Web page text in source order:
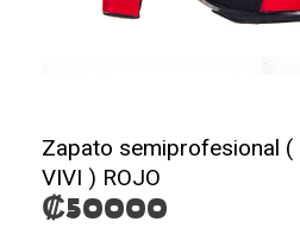
Zapato semiprofesional (
VIVI ) ROJO
₡50000